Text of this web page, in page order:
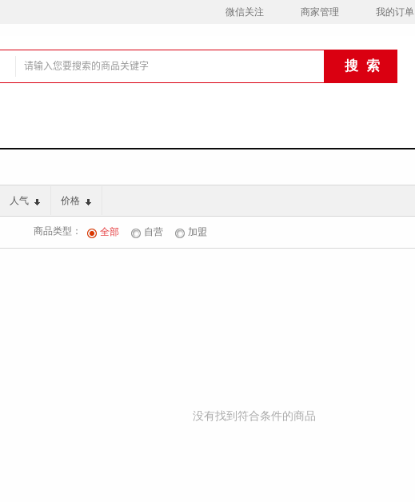
微信关注 商家管理 我的订单
人气 价格
商品类型： 全部 自营 加盟
没有找到符合条件的商品